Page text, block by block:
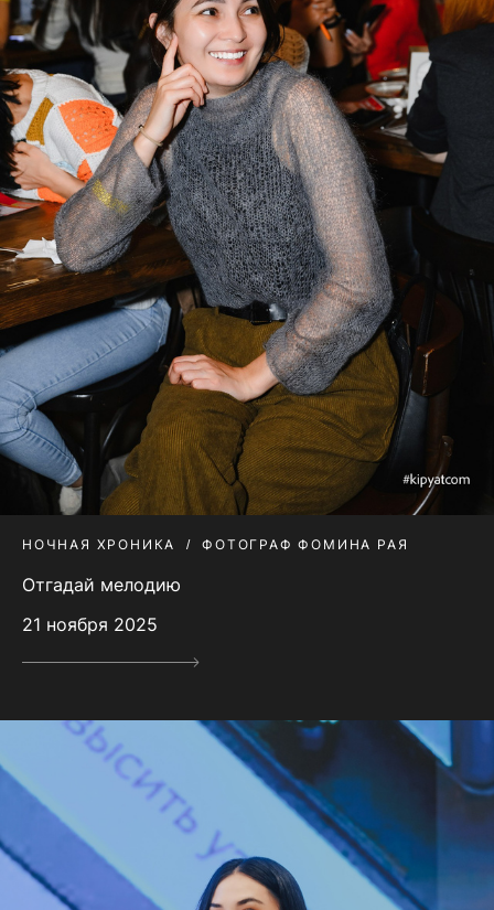
НОЧНАЯ ХРОНИКА ФОТОГРАФ ФОМИНА РАЯ
Отгадай мелодию
21 ноября 2025